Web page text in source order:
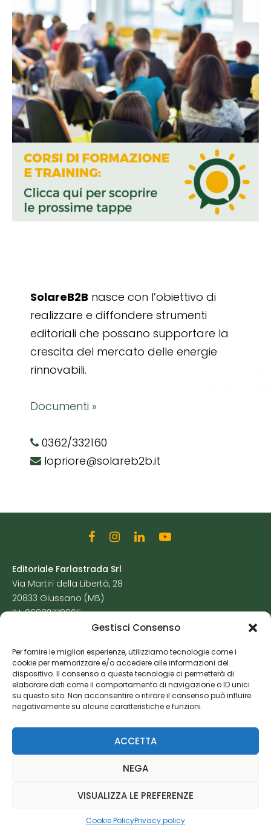
Gestisci Consenso
Per fornire le migliori esperienze, utilizziamo tecnologie come i
cookie per memorizzare e/o accedere alle informazioni del
dispositivo. Il consenso a queste tecnologie ci permetterà di
elaborare dati come il comportamento di navigazione o ID unici
su questo sito. Non acconsentire o ritirare il consenso può influire
negativamente su alcune caratteristiche e funzioni.
ACCETTA
NEGA
VISUALIZZA LE PREFERENZE
Cookie PolicyPrivacy policy
SolareB2B nasce con l’obiettivo di
realizzare e diffondere strumenti
editoriali che possano supportare la
crescita del mercato delle energie
rinnovabili.
Documenti »
0362/332160
lopriore@solareb2b.it
Editoriale Farlastrada Srl
Via Martiri della Libertà, 28
20833 Giussano (MB)
P.I. 06982770965
Cookie Policy
Risorse Aggiuntive